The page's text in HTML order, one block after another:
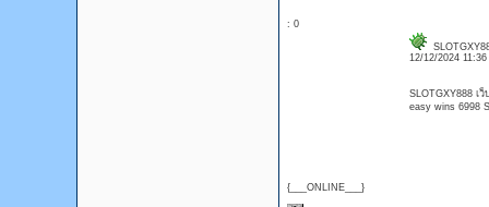
: 0
{___ONLINE___}
12/12/2024
SLOTGXY888 เ
easy wins 6998